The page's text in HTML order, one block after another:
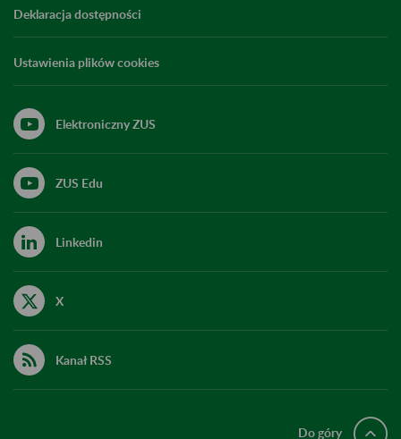
Deklaracja dostępności
Ustawienia plików cookies
Elektroniczny ZUS
ZUS Edu
Linkedin
X
Kanał RSS
Do góry